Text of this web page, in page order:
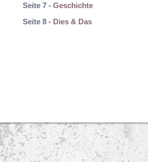
Seite 7 - Geschichte
Seite 8 - Dies & Das